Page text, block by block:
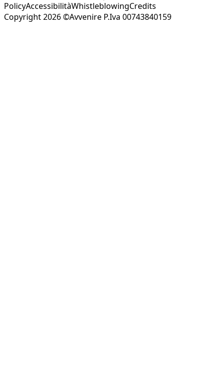
PolicyAccessibilitàWhistleblowingCredits
Copyright 2026 ©Avvenire P.Iva 00743840159